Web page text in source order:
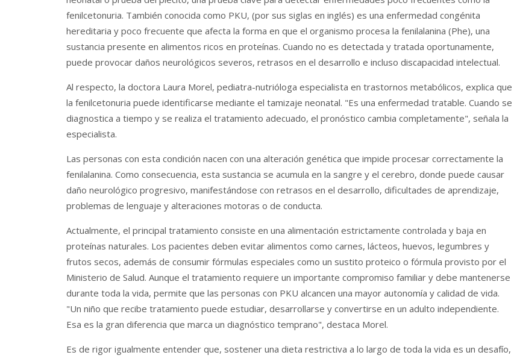
fenilcetonuria. También conocida como PKU, (por sus siglas en inglés) es una enfermedad congénita
hereditaria y poco frecuente que afecta la forma en que el organismo procesa la fenilalanina (Phe), una
sustancia presente en alimentos ricos en proteínas. Cuando no es detectada y tratada oportunamente,
puede provocar daños neurológicos severos, retrasos en el desarrollo e incluso discapacidad intelectual.
Al respecto, la doctora Laura Morel, pediatra-nutrióloga especialista en trastornos metabólicos, explica que
la fenilcetonuria puede identificarse mediante el tamizaje neonatal. "Es una enfermedad tratable. Cuando se
diagnostica a tiempo y se realiza el tratamiento adecuado, el pronóstico cambia completamente", señala la
especialista.
Las personas con esta condición nacen con una alteración genética que impide procesar correctamente la
fenilalanina. Como consecuencia, esta sustancia se acumula en la sangre y el cerebro, donde puede causar
daño neurológico progresivo, manifestándose con retrasos en el desarrollo, dificultades de aprendizaje,
problemas de lenguaje y alteraciones motoras o de conducta.
Actualmente, el principal tratamiento consiste en una alimentación estrictamente controlada y baja en
proteínas naturales. Los pacientes deben evitar alimentos como carnes, lácteos, huevos, legumbres y
frutos secos, además de consumir fórmulas especiales como un sustito proteico o fórmula provisto por el
Ministerio de Salud. Aunque el tratamiento requiere un importante compromiso familiar y debe mantenerse
durante toda la vida, permite que las personas con PKU alcancen una mayor autonomía y calidad de vida.
"Un niño que recibe tratamiento puede estudiar, desarrollarse y convertirse en un adulto independiente.
Esa es la gran diferencia que marca un diagnóstico temprano", destaca Morel.
Es de rigor igualmente entender que, sostener una dieta restrictiva a lo largo de toda la vida es un desafío,